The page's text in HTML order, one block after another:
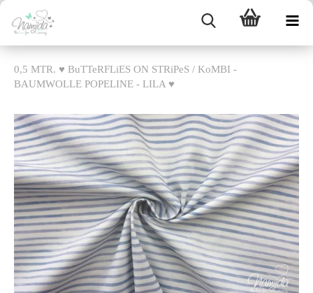
0,5 MTR. ♥ BuTTeRFLiES ON STRiPeS / KoMBI -
BAUMWOLLE POPELINE - LILA ♥